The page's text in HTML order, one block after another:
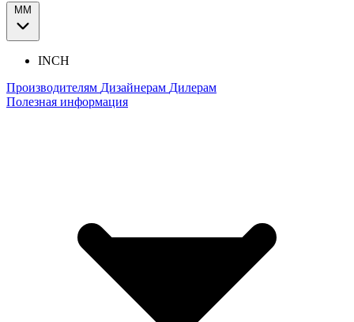
ММ
INCH
Производителям Дизайнерам Дилерам
Полезная информация